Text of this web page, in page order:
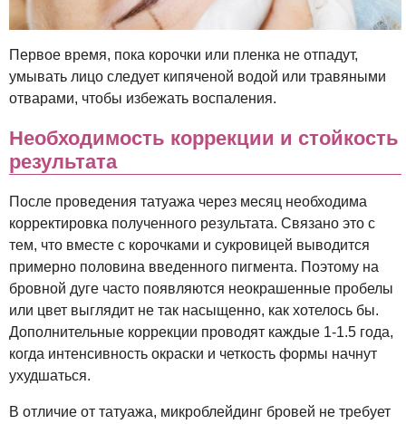
Первое время, пока корочки или пленка не отпадут,
умывать лицо следует кипяченой водой или травяными
отварами, чтобы избежать воспаления.
Необходимость коррекции и стойкость
результата
После проведения татуажа через месяц необходима
корректировка полученного результата. Связано это с
тем, что вместе с корочками и сукровицей выводится
примерно половина введенного пигмента. Поэтому на
бровной дуге часто появляются неокрашенные пробелы
или цвет выглядит не так насыщенно, как хотелось бы.
Дополнительные коррекции проводят каждые 1-1.5 года,
когда интенсивность окраски и четкость формы начнут
ухудшаться.
В отличие от татуажа, микроблейдинг бровей не требует